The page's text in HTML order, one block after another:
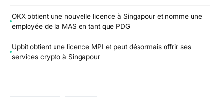
OKX obtient une nouvelle licence à Singapour et nomme une
employée de la MAS en tant que PDG
Upbit obtient une licence MPI et peut désormais offrir ses
services crypto à Singapour